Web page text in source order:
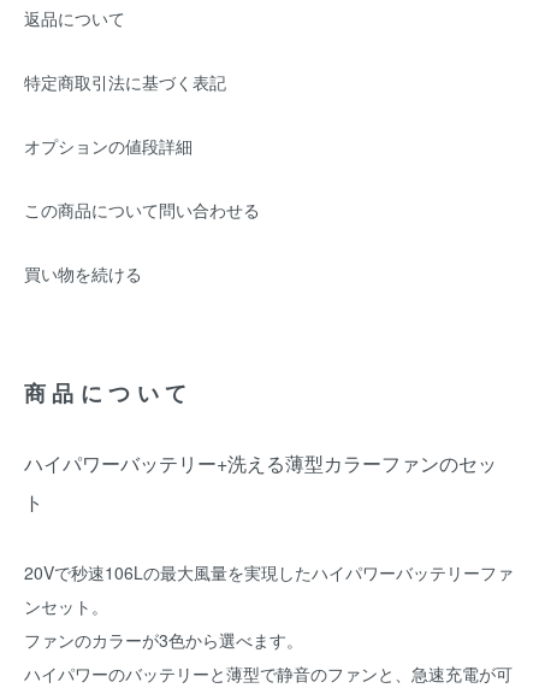
返品について
特定商取引法に基づく表記
オプションの値段詳細
この商品について問い合わせる
買い物を続ける
商品について
ハイパワーバッテリー+洗える薄型カラーファンのセッ
ト
20Vで秒速106Lの最大風量を実現したハイパワーバッテリーファ
ンセット。
ファンのカラーが3色から選べます。
ハイパワーのバッテリーと薄型で静音のファンと、急速充電が可